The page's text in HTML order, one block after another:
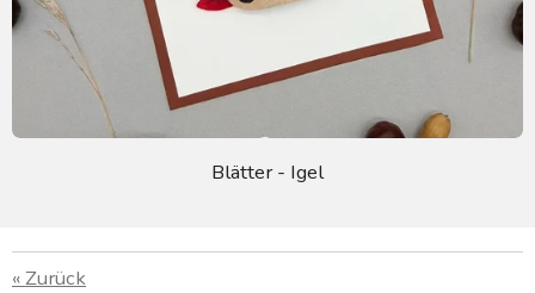
Blätter - Igel
«Zurück